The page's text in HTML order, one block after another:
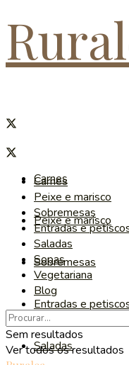
Carnes
Peixe e marisco
Sobremesas
Entradas e
Saladas
Carnes
Peixe e marisco
Sobremesas
Entradas e
Saladas
Sopas
Vegetariana
Blog
Sem resultados
Ver todos os resultados